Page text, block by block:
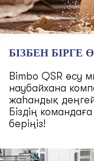
БІЗБЕН БІРГЕ
Bimbo QSR өсу
наубайхана
жаһандық
Біздің
беріңіз!